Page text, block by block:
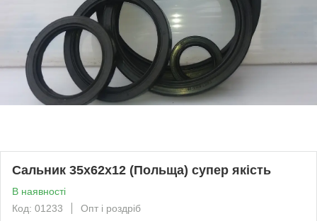
Сальник 35х62х12 (Польща) супер якість
В наявності
Код: 01233
Опт і роздріб